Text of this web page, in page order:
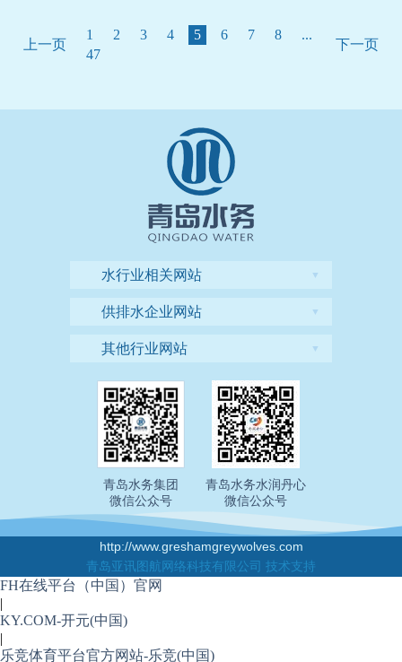
式，教育引导广大干部职工念好“紧箍咒”，打好“预防针”，
守住节日“廉洁关”，增强不敢腐、不能腐、不想腐的自觉，
上一页
1 2 3 4 5 6 7 8
...
47
下一页
水行业相关网站 ▼
供排水企业网站 ▼
其他行业网站 ▼
青岛水务集团
微信公众号
青岛水务水润丹心
微信公众号
http://www.greshamgreywolves.com
青岛亚讯图航网络科技有限公司 技术支持
FH在线平台（中国）官网
|
KY.COM-开元(中国)
|
乐竞体育平台官方网站-乐竞(中国)